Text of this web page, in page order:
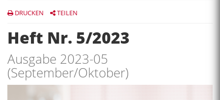
DRUCKEN TEILEN
Heft Nr. 5/2023
Ausgabe 2023-05
(September/Oktober)